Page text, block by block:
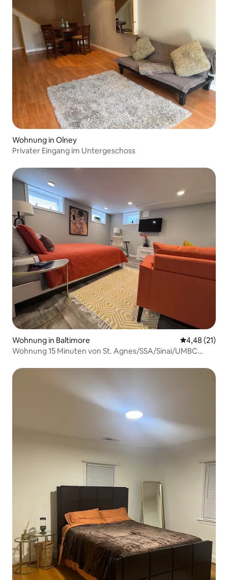
Wohnung in Olney
Privater Eingang im Untergeschoss
Wohnung in Baltimore
4,48 (21)
Wohnung 15 Minuten von St. Agnes/SSA/Sinai/UMBC